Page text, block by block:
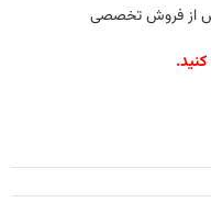
پس از فروش تخصصی
.